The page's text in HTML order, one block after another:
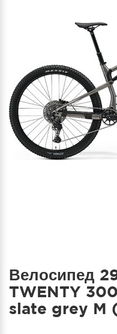
Велосипед
TWENTY
slate grey M